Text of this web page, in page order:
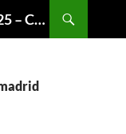
Camisetas Basket Baratas 2024/2025 – Camisetas NBA